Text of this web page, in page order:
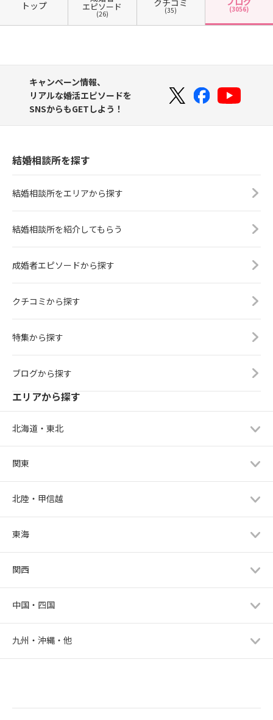
トップ エピソード
(26) (35) (3056)
キャンペーン情報、
リアルな婚活エピソードを
SNSからもGETしよう！
結婚相談所を探す
結婚相談所をエリアから探す
結婚相談所を紹介してもらう
成婚者エピソードから探す
クチコミから探す
特集から探す
ブログから探す
エリアから探す
北海道・東北
関東
北陸・甲信越
東海
関西
中国・四国
九州・沖縄・他